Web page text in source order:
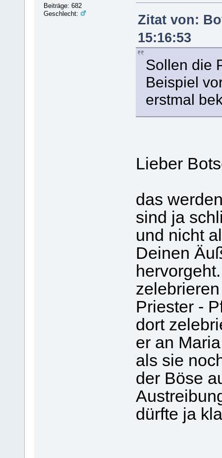
Beiträge: 682
Geschlecht:
Zitat von:
15:16:53
Sollen die
Beispiel
erstmal
Lieber
das
sind ja
und nicht
Deinen
Priester -
dort
er an
als sie
der Böse
dürfte ja